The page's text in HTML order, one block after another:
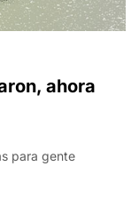
ahora
para gente